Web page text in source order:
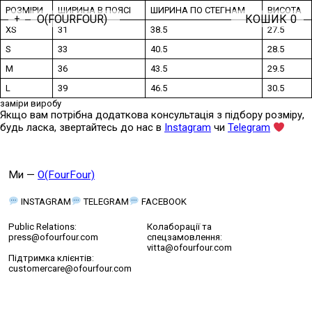
+ O(FOURFOUR) КОШИК 0
РОЗМІРИ ШИРИНА В ПОЯСІ ШИРИНА ПО СТЕГНАМ
ВИСОТА
XS
31 38.5
27.5
S
33 40.5
28.5
M
36 43.5
29.5
L
39 46.5
30.5
заміри виробу
Якщо вам потрібна додаткова консультація з підбору розміру,
будь ласка, звертайтесь до нас в Instagram чи Telegram
Ми — O(FourFour)
INSTAGRAM TELEGRAM FACEBOOK
Public Relations:
press@ofourfour.com
Колаборації та
спецзамовлення:
vitta@ofourfour.com
Підтримка клієнтів:
customercare@ofourfour.com